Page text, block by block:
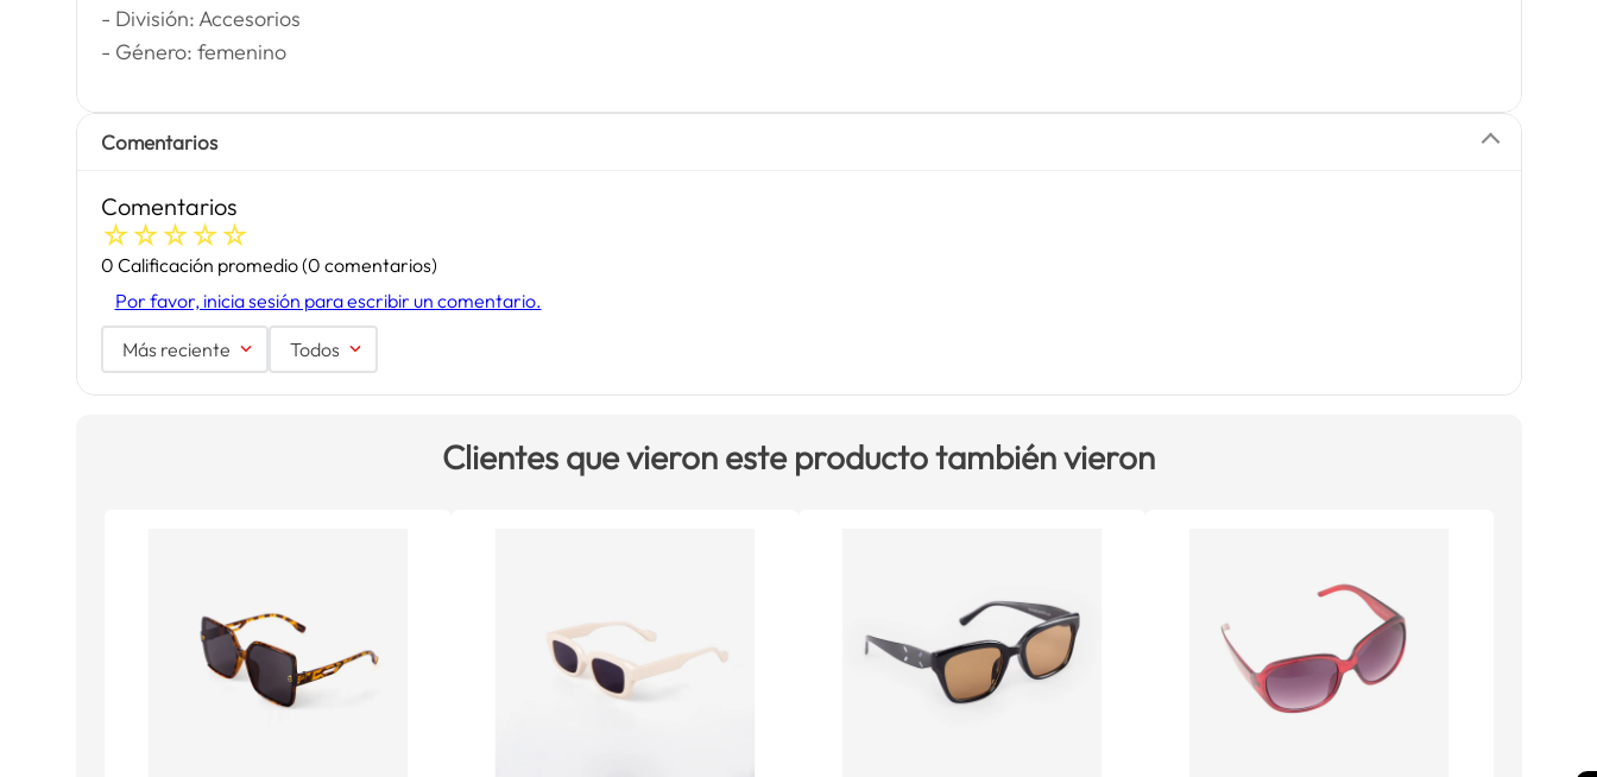
- División: Accesorios
- Género: femenino
Comentarios
Comentarios
☆☆☆☆☆
0 Calificación promedio(0 comentarios)
Por favor, inicia sesión para escribir un comentario.
Más reciente Todos
Clientes que vieron este producto también vieron